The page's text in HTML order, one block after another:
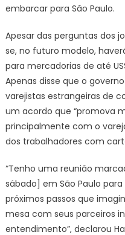
embarcar para São Paulo.
Apesar das perguntas dos
se, no futuro modelo,
para mercadorias de até
Apenas disse que o
varejistas estrangeiras de
um acordo que “promova
principalmente com o
dos trabalhadores com
“Tenho uma reunião
sábado] em São Paulo
próximos passos que
mesa com seus parceiros
entendimento”, declarou